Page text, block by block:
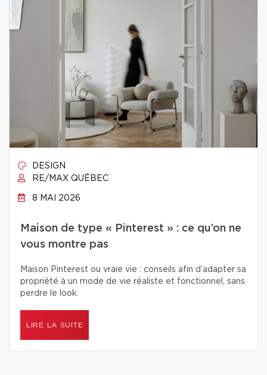
DESIGN
RE/MAX QUÉBEC
8 MAI 2026
Maison de type « Pinterest » : ce qu’on ne
vous montre pas
Maison Pinterest ou vraie vie : conseils afin d’adapter sa
propriété à un mode de vie réaliste et fonctionnel, sans
perdre le look.
LIRE LA SUITE